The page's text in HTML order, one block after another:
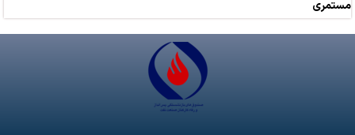
مستمری